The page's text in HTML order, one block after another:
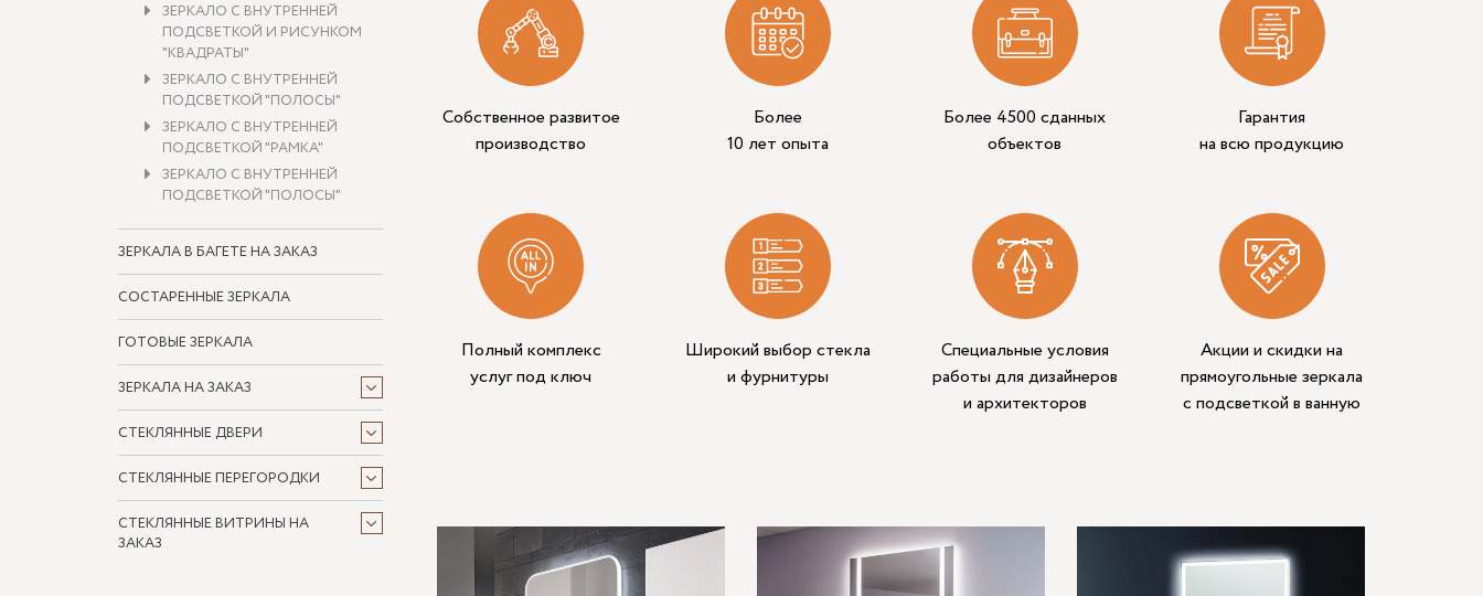
ЗЕРКАЛО С ВНУТРЕННЕЙ
ПОДСВЕТКОЙ И РИСУНКОМ
"КВАДРАТЫ"
ЗЕРКАЛО С ВНУТРЕННЕЙ
ПОДСВЕТКОЙ "ПОЛОСЫ"
ЗЕРКАЛО С ВНУТРЕННЕЙ
ПОДСВЕТКОЙ "РАМКА"
ЗЕРКАЛО С ВНУТРЕННЕЙ
ПОДСВЕТКОЙ "ПОЛОСЫ"
ЗЕРКАЛА В БАГЕТЕ НА ЗАКАЗ
СОСТАРЕННЫЕ ЗЕРКАЛА
ГОТОВЫЕ ЗЕРКАЛА
ЗЕРКАЛА НА ЗАКАЗ
СТЕКЛЯННЫЕ ДВЕРИ
СТЕКЛЯННЫЕ ПЕРЕГОРОДКИ
СТЕКЛЯННЫЕ ВИТРИНЫ НА
ЗАКАЗ
Собственное развитое
производство
Более
10 лет опыта
Более 4500 сданных
объектов
Гарантия
на всю продукцию
Полный комплекс
услуг под ключ
Широкий выбор стекла
и фурнитуры
Специальные условия
работы для дизайнеров
и архитекторов
Акции и скидки на
прямоугольные зеркала
с подсветкой в ванную